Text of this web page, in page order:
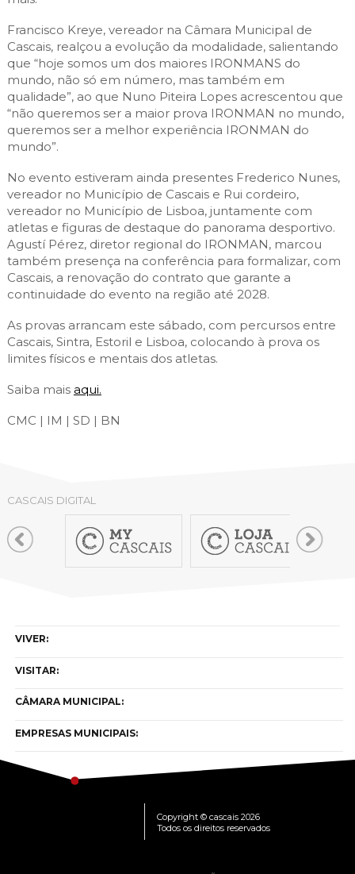
Francisco Kreye, vereador na Câmara Municipal de
Cascais, realçou a evolução da modalidade, salientando
que “hoje somos um dos maiores IRONMANS do
mundo, não só em número, mas também em
qualidade”, ao que Nuno Piteira Lopes acrescentou que
“não queremos ser a maior prova IRONMAN no mundo,
queremos ser a melhor experiência IRONMAN do
mundo”.
No evento estiveram ainda presentes Frederico Nunes,
vereador no Município de Cascais e Rui cordeiro,
vereador no Município de Lisboa, juntamente com
atletas e figuras de destaque do panorama desportivo.
Agustí Pérez, diretor regional do IRONMAN, marcou
também presença na conferência para formalizar, com
Cascais, a renovação do contrato que garante a
continuidade do evento na região até 2028.
As provas arrancam este sábado, com percursos entre
Cascais, Sintra, Estoril e Lisboa, colocando à prova os
limites físicos e mentais dos atletas.
Saiba mais aqui.
CMC | IM | SD | BN
CASCAIS DIGITAL
VIVER:
VISITAR:
CÂMARA MUNICIPAL:
EMPRESAS MUNICIPAIS:
Copyright © cascais 2026
Todos os direitos reservados